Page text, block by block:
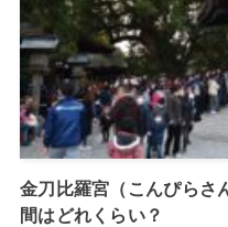
金刀比羅宮（こんぴらさ
間はどれくらい？